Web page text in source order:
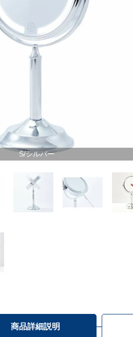
S/シルバー
商品詳細説明